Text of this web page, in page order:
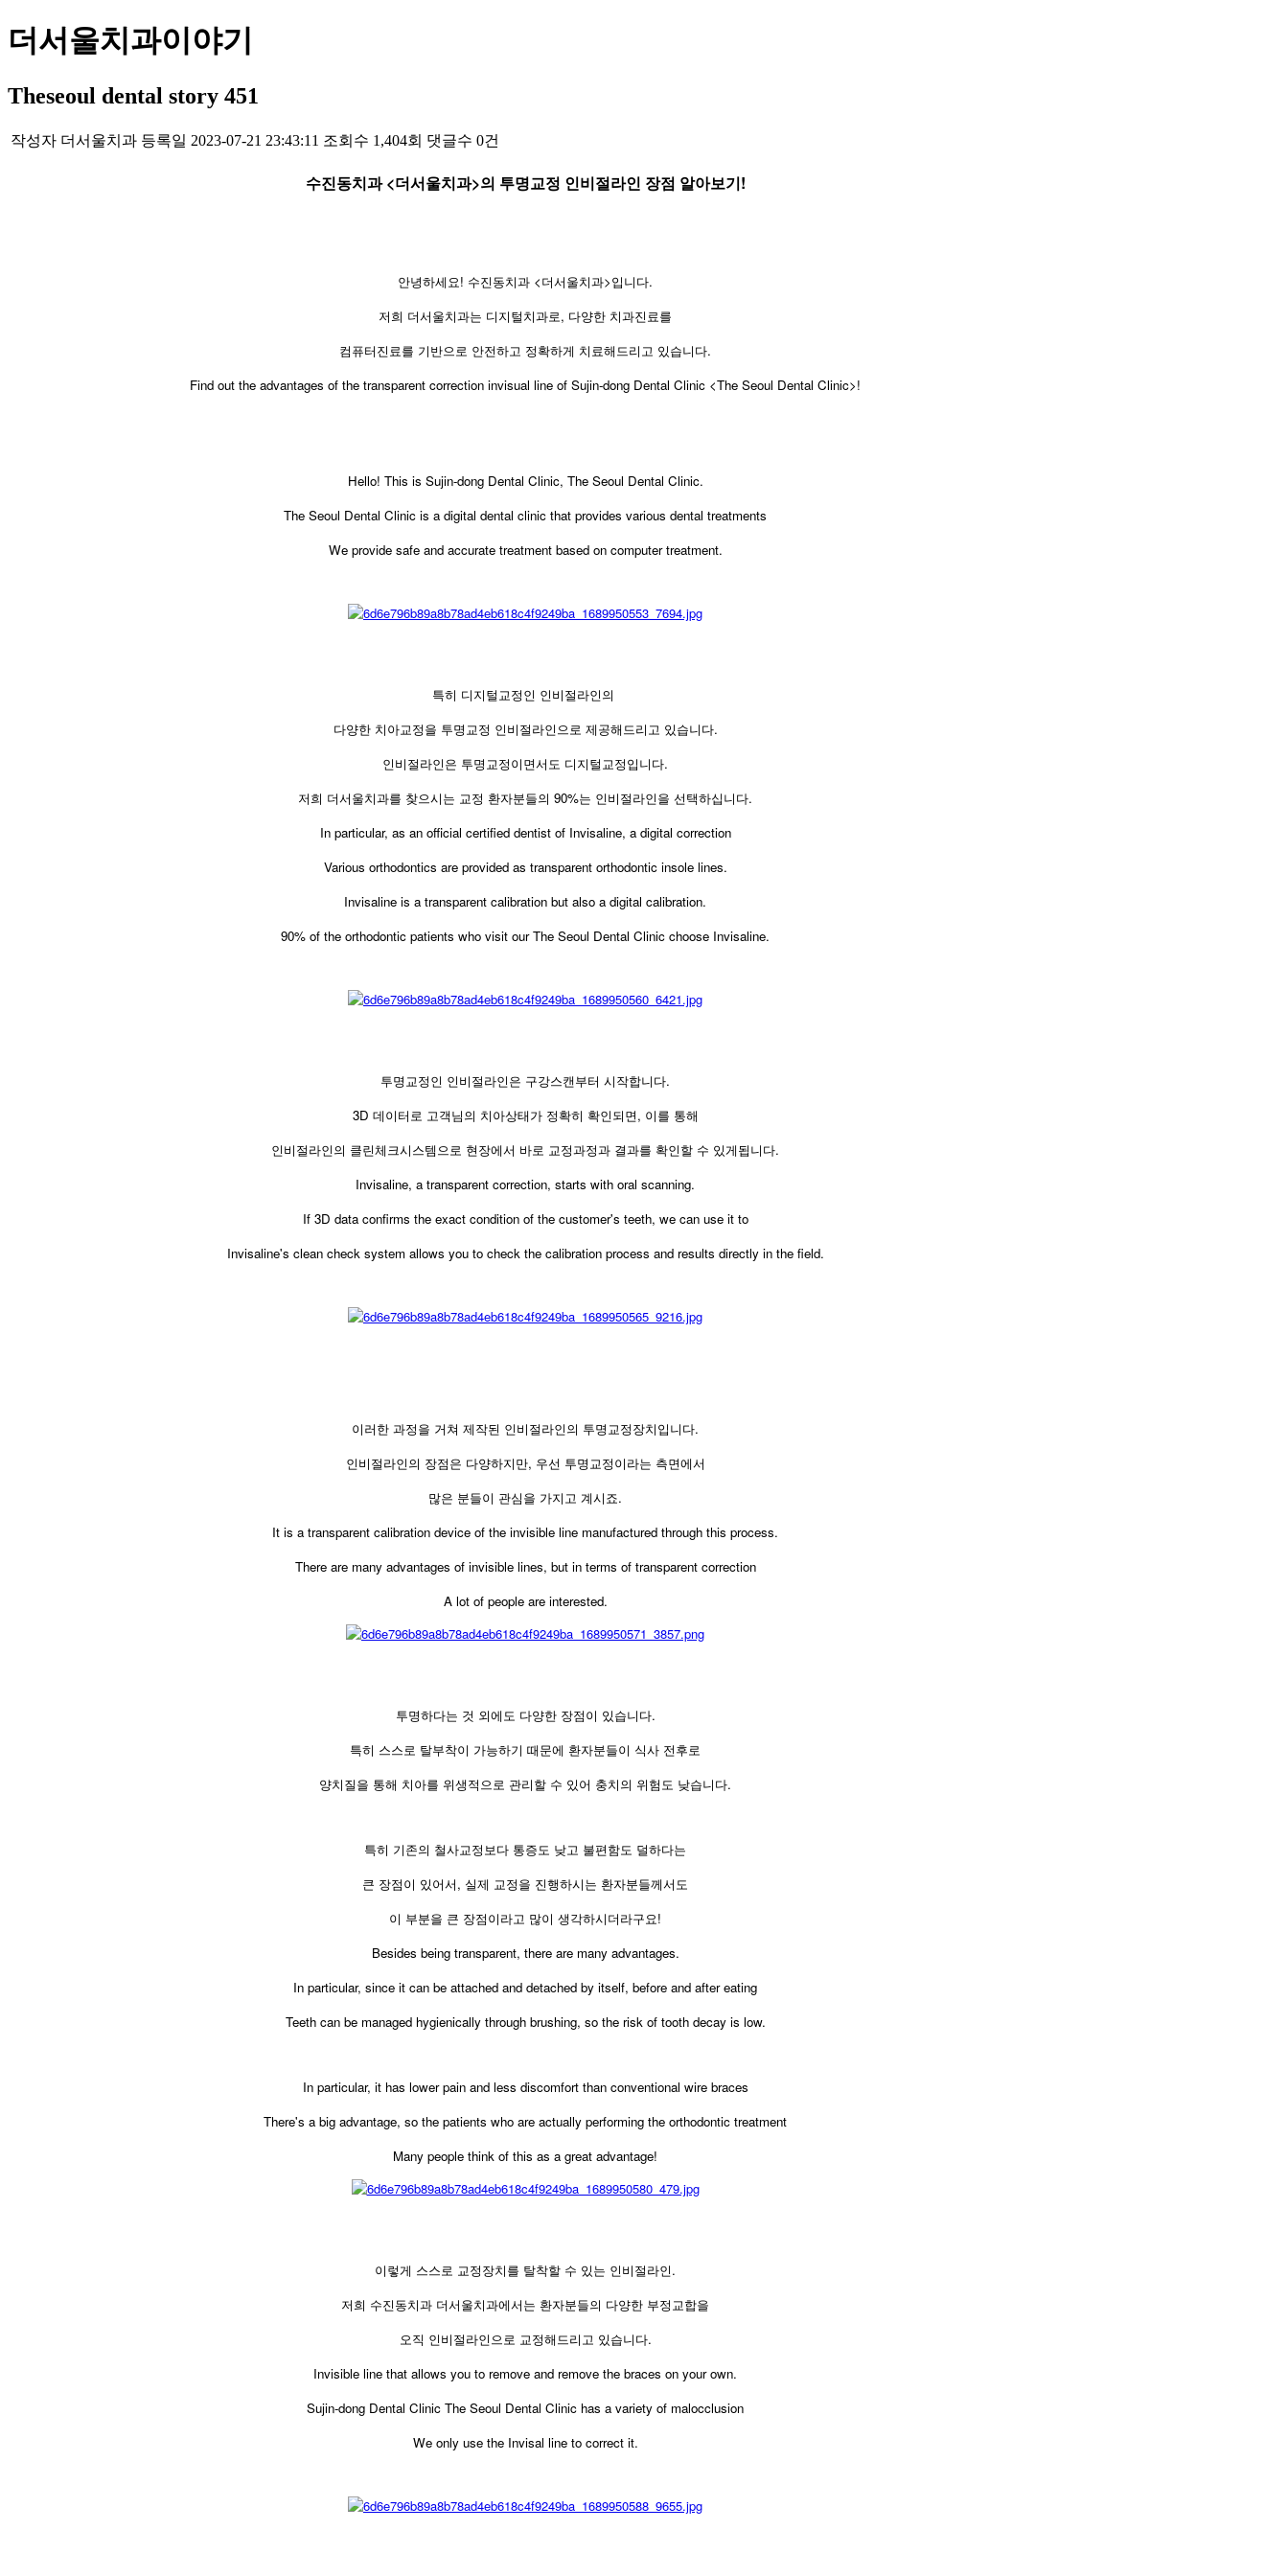
더서울치과이야기
Theseoul dental story 451
작성자 더서울치과 등록일 2023-07-21 23:43:11 조회수 1,404회 댓글수 0건
수진동치과 <더서울치과>의 투명교정 인비절라인 장점 알아보기!
안녕하세요! 수진동치과 <더서울치과>입니다.
저희 더서울치과는 디지털치과로, 다양한 치과진료를
컴퓨터진료를 기반으로 안전하고 정확하게 치료해드리고 있습니다.
Find out the advantages of the transparent correction invisual line of Sujin-dong Dental Clinic <The Seoul Dental Clinic>!
Hello! This is Sujin-dong Dental Clinic, The Seoul Dental Clinic.
The Seoul Dental Clinic is a digital dental clinic that provides various dental treatments
We provide safe and accurate treatment based on computer treatment.
특히 디지털교정인 인비절라인의
다양한 치아교정을 투명교정 인비절라인으로 제공해드리고 있습니다.
인비절라인은 투명교정이면서도 디지털교정입니다.
저희 더서울치과를 찾으시는 교정 환자분들의 90%는 인비절라인을 선택하십니다.
In particular, as an official certified dentist of Invisaline, a digital correction
Various orthodontics are provided as transparent orthodontic insole lines.
Invisaline is a transparent calibration but also a digital calibration.
90% of the orthodontic patients who visit our The Seoul Dental Clinic choose Invisaline.
투명교정인 인비절라인은 구강스캔부터 시작합니다.
3D 데이터로 고객님의 치아상태가 정확히 확인되면, 이를 통해
인비절라인의 클린체크시스템으로 현장에서 바로 교정과정과 결과를 확인할 수 있게됩니다.
Invisaline, a transparent correction, starts with oral scanning.
If 3D data confirms the exact condition of the customer's teeth, we can use it to
Invisaline's clean check system allows you to check the calibration process and results directly in the field.
이러한 과정을 거쳐 제작된 인비절라인의 투명교정장치입니다.
인비절라인의 장점은 다양하지만, 우선 투명교정이라는 측면에서
많은 분들이 관심을 가지고 계시죠.
It is a transparent calibration device of the invisible line manufactured through this process.
There are many advantages of invisible lines, but in terms of transparent correction
A lot of people are interested.
투명하다는 것 외에도 다양한 장점이 있습니다.
특히 스스로 탈부착이 가능하기 때문에 환자분들이 식사 전후로
양치질을 통해 치아를 위생적으로 관리할 수 있어 충치의 위험도 낮습니다.
특히 기존의 철사교정보다 통증도 낮고 불편함도 덜하다는
큰 장점이 있어서, 실제 교정을 진행하시는 환자분들께서도
이 부분을 큰 장점이라고 많이 생각하시더라구요!
Besides being transparent, there are many advantages.
In particular, since it can be attached and detached by itself, before and after eating
Teeth can be managed hygienically through brushing, so the risk of tooth decay is low.
In particular, it has lower pain and less discomfort than conventional wire braces
There's a big advantage, so the patients who are actually performing the orthodontic treatment
Many people think of this as a great advantage!
이렇게 스스로 교정장치를 탈착할 수 있는 인비절라인.
저희 수진동치과 더서울치과에서는 환자분들의 다양한 부정교합을
오직 인비절라인으로 교정해드리고 있습니다.
Invisible line that allows you to remove and remove the braces on your own.
Sujin-dong Dental Clinic The Seoul Dental Clinic has a variety of malocclusion
We only use the Invisal line to correct it.